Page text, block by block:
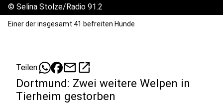
© Selina Stolze/Radio 91.2
Einer der insgesamt 41 befreiten Hunde
Teilen: mailopen_in_new
Dortmund: Zwei weitere Welpen in
Tierheim gestorben